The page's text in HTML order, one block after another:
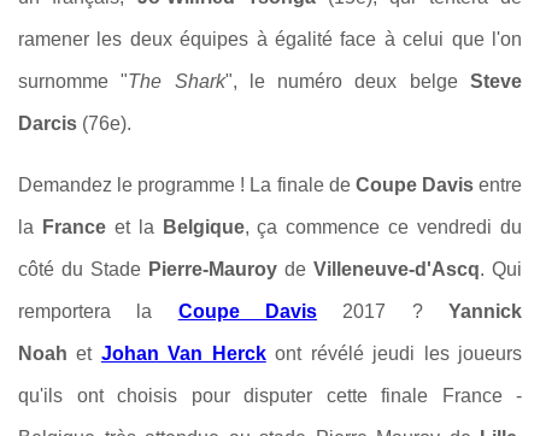
ramener les deux équipes à égalité face à celui que l'on
surnomme "The Shark", le numéro deux belgeSteve
Darcis (76e).
Demandez le programme ! La finale de Coupe Davisentre
la Franceet la Belgique, ça commence ce vendredi du
côté du Stade Pierre-Mauroy de Villeneuve-d'Ascq. Qui
remportera la Coupe Davis 2017 ?Yannick
Noah et Johan Van Herck ontrévélé jeudi les joueurs
qu'ils ont choisis pour disputer cette finale France -